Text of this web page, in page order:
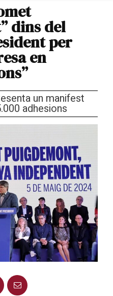
dins del
per
en
un manifest
adhesions